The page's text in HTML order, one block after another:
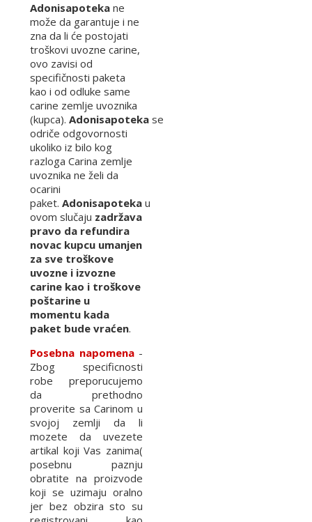
Adonisapoteka ne
može da garantuje i ne
zna da li će postojati
troškovi uvozne carine,
ovo zavisi od
specifičnosti paketa
kao i od odluke same
carine zemlje uvoznika
(kupca). Adonisapoteka se
odriče odgovornosti
ukoliko iz bilo kog
razloga Carina zemlje
uvoznika ne želi da
ocarini
paket. Adonisapoteka u
ovom slučaju zadržava
pravo da refundira
novac kupcu umanjen
za sve troškove
uvozne i izvozne
carine kao i troškove
poštarine u
momentu kada
paket bude vraćen.
Posebna napomena-
Zbog specificnosti
robe preporucujemo
da prethodno
proverite sa Carinom u
svojoj zemlji da li
mozete da uvezete
artikal koji Vas zanima(
posebnu paznju
obratite na proizvode
koji se uzimaju oralno
jer bez obzira sto su